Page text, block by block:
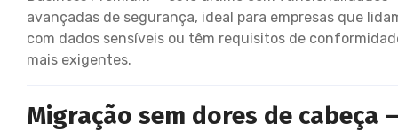
avançadas de segurança, ideal para empresas que
com dados sensíveis ou têm requisitos de
mais exigentes.
Migração sem dores de cabeça